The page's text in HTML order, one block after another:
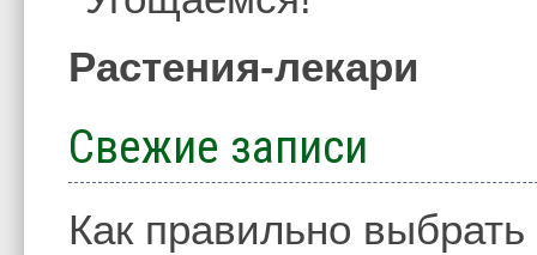
Растения-лекари
Свежие записи
Как правильно